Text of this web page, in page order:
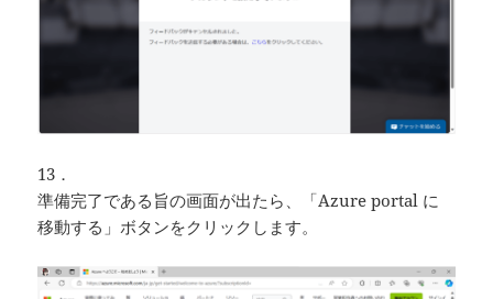
13．
準備完了である旨の画面が出たら、「Azure portal に
移動する」ボタンをクリックします。